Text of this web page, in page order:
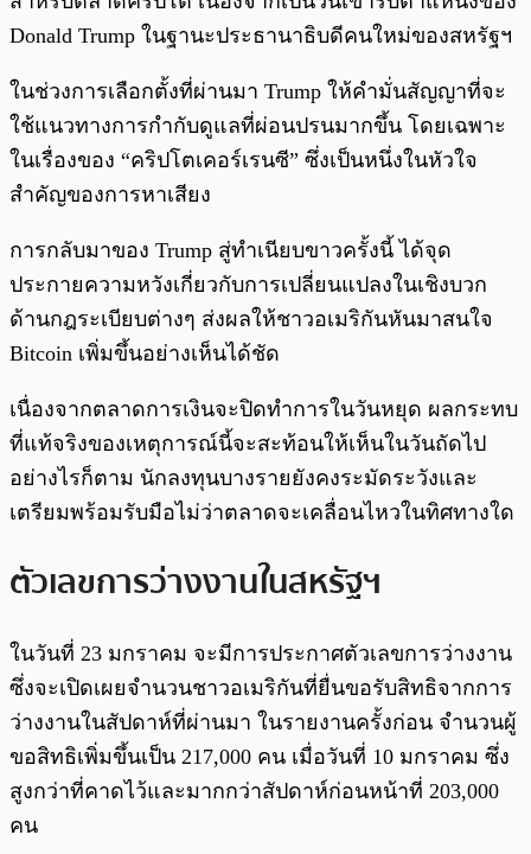
Donald Trump ในฐานะประธานาธิบดีคนใหม่ของสหรัฐฯ
ในช่วงการเลือกตั้งที่ผ่านมา Trump ให้คำมั่นสัญญาที่จะ
ใช้แนวทางการกำกับดูแลที่ผ่อนปรนมากขึ้น โดยเฉพาะ
ในเรื่องของ “คริปโตเคอร์เรนซี” ซึ่งเป็นหนึ่งในหัวใจ
สำคัญของการหาเสียง
การกลับมาของ Trump สู่ทำเนียบขาวครั้งนี้ ได้จุด
ประกายความหวังเกี่ยวกับการเปลี่ยนแปลงในเชิงบวก
ด้านกฎระเบียบต่างๆ ส่งผลให้ชาวอเมริกันหันมาสนใจ
Bitcoin เพิ่มขึ้นอย่างเห็นได้ชัด
เนื่องจากตลาดการเงินจะปิดทำการในวันหยุด ผลกระทบ
ที่แท้จริงของเหตุการณ์นี้จะสะท้อนให้เห็นในวันถัดไป
อย่างไรก็ตาม นักลงทุนบางรายยังคงระมัดระวังและ
เตรียมพร้อมรับมือไม่ว่าตลาดจะเคลื่อนไหวในทิศทางใด
ตัวเลขการว่างงานในสหรัฐฯ
ในวันที่ 23 มกราคม จะมีการประกาศตัวเลขการว่างงาน
ซึ่งจะเปิดเผยจำนวนชาวอเมริกันที่ยื่นขอรับสิทธิจากการ
ว่างงานในสัปดาห์ที่ผ่านมา ในรายงานครั้งก่อน จำนวนผู้
ขอสิทธิเพิ่มขึ้นเป็น 217,000 คน เมื่อวันที่ 10 มกราคม ซึ่ง
สูงกว่าที่คาดไว้และมากกว่าสัปดาห์ก่อนหน้าที่ 203,000
คน